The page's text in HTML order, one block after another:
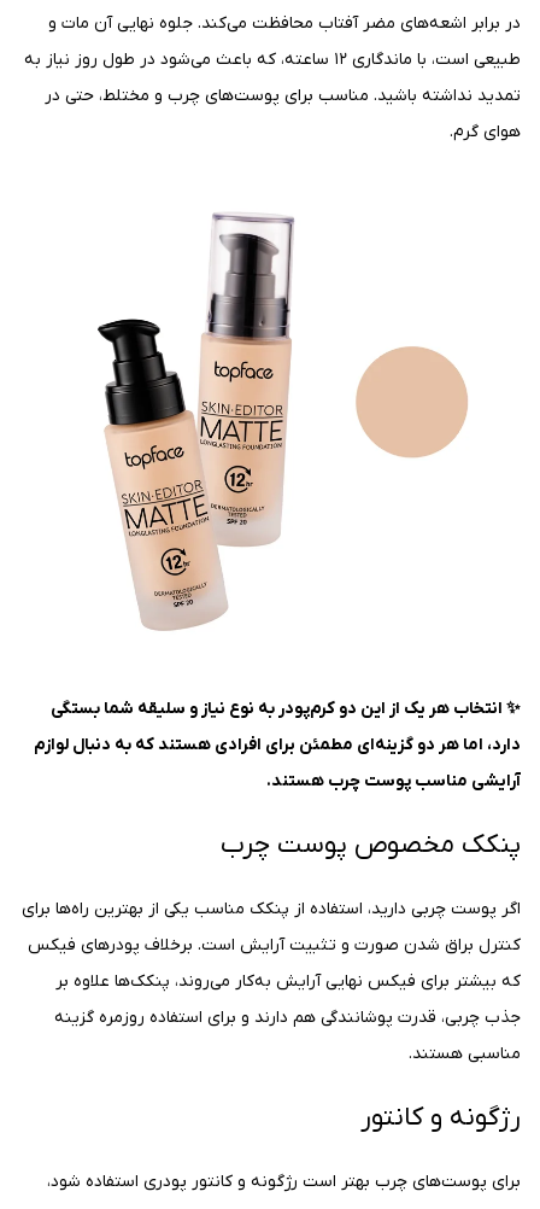
در برابر اشعه‌های مضر آفتاب محافظت می‌کند. جلوه نهایی آن مات و
طبیعی است، با ماندگاری ۱۲ ساعته، که باعث می‌شود در طول روز نیاز به
تمدید نداشته باشید. مناسب برای پوست‌های چرب و مختلط، حتی در
هوای گرم.
✨ انتخاب هر یک از این دو کرم‌پودر به نوع نیاز و سلیقه شما بستگی
دارد، اما هر دو گزینه‌ای مطمئن برای افرادی هستند که به دنبال لوازم
آرایشی مناسب پوست چرب هستند.
پنکک مخصوص پوست چرب
اگر پوست چربی دارید، استفاده از پنکک مناسب یکی از بهترین راه‌ها برای
کنترل براق شدن صورت و تثبیت آرایش است. برخلاف پودرهای فیکس
که بیشتر برای فیکس نهایی آرایش به‌کار می‌روند، پنکک‌ها علاوه بر
جذب چربی، قدرت پوشانندگی هم دارند و برای استفاده روزمره گزینه
مناسبی هستند.
رژگونه و کانتور
برای پوست‌های چرب بهتر است رژگونه و کانتور پودری استفاده شود،